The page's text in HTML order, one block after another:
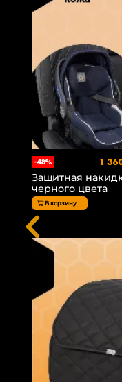
-48% 1
Защитная
черного цвета
В корзину